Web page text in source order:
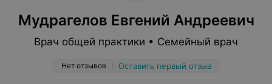
Мудрагелов Евгений Андреевич
Врач общей практики • Семейный врач
Нет отзывов Оставить первый отзыв